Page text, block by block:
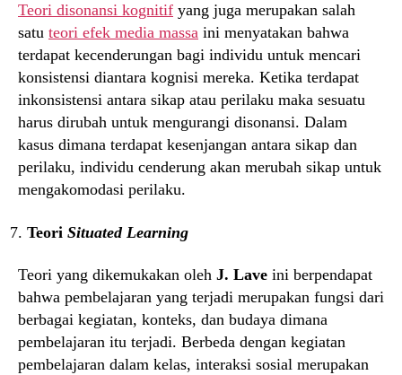
Teori disonansi kognitif yang juga merupakan salah
satu teori efek media massa ini menyatakan bahwa
terdapat kecenderungan bagi individu untuk mencari
konsistensi diantara kognisi mereka. Ketika terdapat
inkonsistensi antara sikap atau perilaku maka sesuatu
harus dirubah untuk mengurangi disonansi. Dalam
kasus dimana terdapat kesenjangan antara sikap dan
perilaku, individu cenderung akan merubah sikap untuk
mengakomodasi perilaku.
Teori Situated Learning
Teori yang dikemukakan oleh J. Lave ini berpendapat
bahwa pembelajaran yang terjadi merupakan fungsi dari
berbagai kegiatan, konteks, dan budaya dimana
pembelajaran itu terjadi. Berbeda dengan kegiatan
pembelajaran dalam kelas, interaksi sosial merupakan